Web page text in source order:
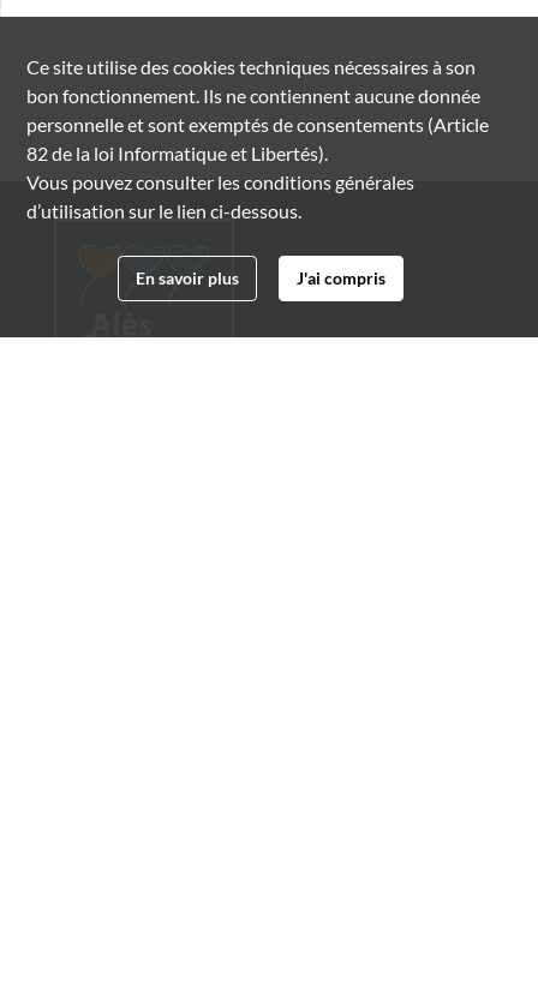
Ce site utilise descookiestechniques nécessaires à son
bon fonctionnement. Ils ne contiennent aucune donnée
personnelle et sont exemptés de consentements (Article
82 de la loi Informatique et Libertés).
Vous pouvez consulter les conditions générales
d’utilisation sur le lien ci-dessous.
En savoir plus J'ai compris